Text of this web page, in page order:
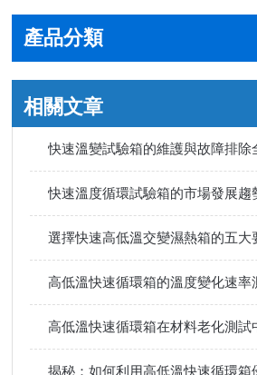
產品分類
相關文章
快速溫變試驗箱的維護與故障排除
快速溫度循環試驗箱的市場發展趨
選擇快速高低溫交變濕熱箱的五大
高低溫快速循環箱的溫度變化速率
高低溫快速循環箱在材料老化測試
揭秘：如何利用高低溫快速循環箱